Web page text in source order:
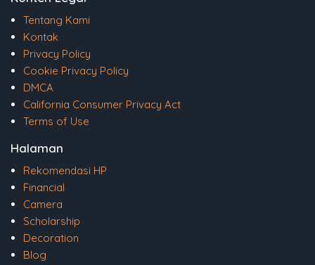
Tentang Kami
Kontak
Privacy Policy
Cookie Privacy Policy
DMCA
California Consumer Privacy Act
Terms of Use
Halaman
Rekomendasi HP
Financial
Camera
Scholarship
Decoration
Blog